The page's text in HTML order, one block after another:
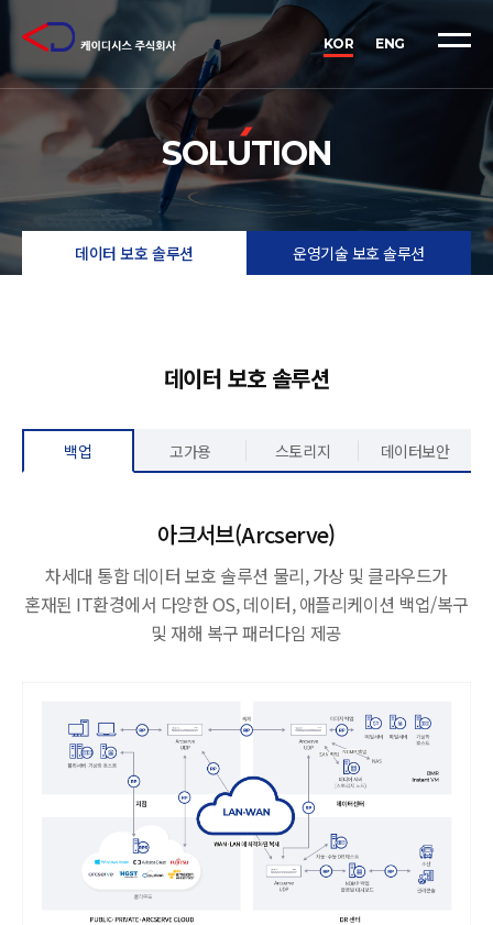
케
이
디
시
스
(KDSYS)
-
데
이
운
영
(OT)
보
KOR ENG
SOLUTION
데이터 보호 솔루션 운영기술 보호 솔루션
데이터 보호 솔루션
백업 고가용 스토리지 데이터보안
아크서브(Arcserve)
차세대 통합 데이터 보호 솔루션 물리, 가상 및 클라우드가
혼재된 IT환경에서 다양한 OS, 데이터, 애플리케이션 백업/복구
및 재해 복구 패러다임 제공